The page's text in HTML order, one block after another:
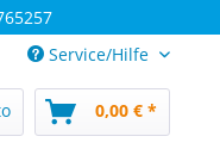
Service/Hilfe
0,00 € *